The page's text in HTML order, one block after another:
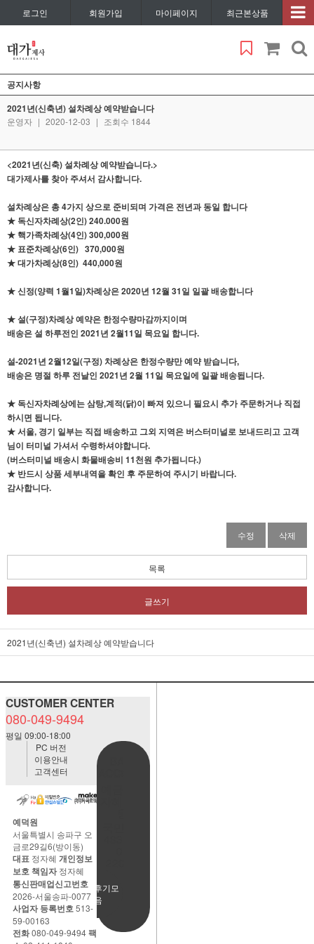
로그인 회원가입 마이페이지 최근본상품
공지사항
2021년(신축년) 설차례상 예약받습니다
운영자 | 2020-12-03 | 조회수 1844
<2021년(신축) 설차례상 예약받습니다.>
대가제사를 찾아 주셔서 감사합니다.
설차례상은 총 4가지 상으로 준비되며 가격은 전년과 동일 합니다
★ 독신자차례상(2인) 240.000원
★ 핵가족차례상(4인) 300,000원
★ 표준차례상(6인) 370,000원
★ 대가차례상(8인) 440,000원
★ 신정(양력 1월1일)차례상은 2020년 12월 31일 일괄 배송합니다
★ 설(구정)차례상 예약은 한정수량마감까지이며
배송은 설 하루전인 2021년 2월11일 목요일 합니다.
설-2021년 2월12일(구정) 차례상은 한정수량만 예약 받습니다,
배송은 명절 하루 전날인 2021년 2월 11일 목요일에 일괄 배송됩니다.
★ 독신자차례상에는 삼탕,계적(닭)이 빠져 있으니 필요시 추가 주문하거나 직접
하시면 됩니다.
★ 서울, 경기 일부는 직접 배송하고 그외 지역은 버스터미널로 보내드리고 고객
님이 터미널 가셔서 수령하셔야합니다.
(버스터미널 배송시 화물배송비 11천원 추가됩니다.)
★ 반드시 상품 세부내역을 확인 후 주문하여 주시기 바랍니다.
감사합니다.
수정 삭제
목록
글쓰기
2021년(신축년) 설차례상 예약받습니다
CUSTOMER CENTER
080-049-9494
평일 09:00-18:00
사용후기모
음
PC 버전
이용안내
고객센터
예덕원
서울특별시 송파구 오
금로29길6(방이동)
대표 정자혜 개인정보
보호 책임자정자혜
통신판매업신고번호
2026-서울송파-0077
사업자 등록번호513-
59-00163
전화080-049-9494팩